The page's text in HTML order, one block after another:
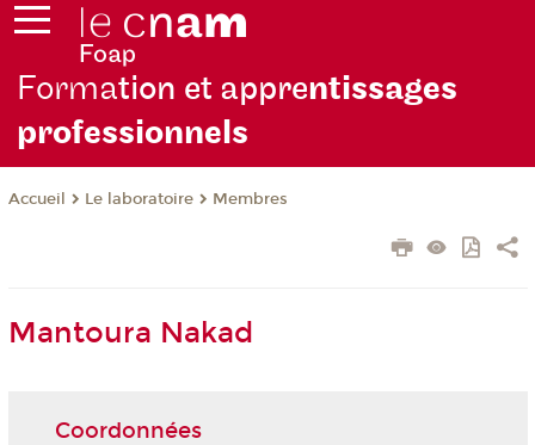
Formation et apprentissages
professionnels
Accueil Le laboratoire Membres
Mantoura Nakad
Coordonnées